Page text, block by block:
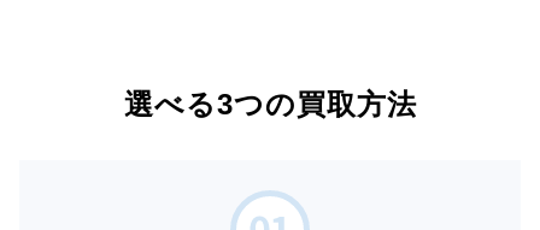
選べる3つの買取方法